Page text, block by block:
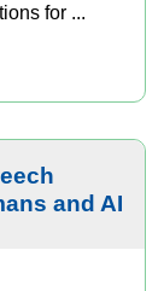
for ...
and AI